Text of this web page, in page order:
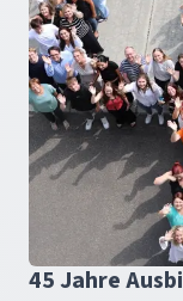
45 Jahre